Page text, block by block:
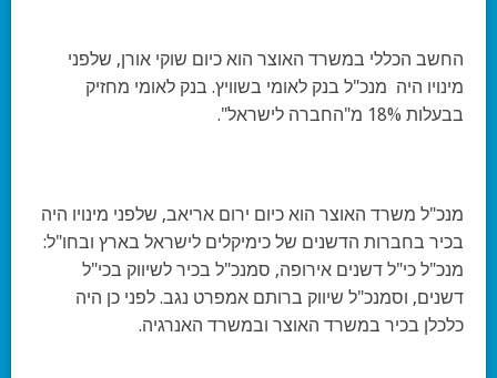
החשב הכללי במשרד האוצר הוא כיום שוקי אורן, שלפני
מינויו היה מנכ"ל בנק לאומי בשוויץ. בנק לאומי מחזיק
בבעלות 18% מ"החברה לישראל".
מנכ"ל משרד האוצר הוא כיום ירום אריאב, שלפני מינויו היה
בכיר בחברות הדשנים של כימיקלים לישראל בארץ ובחו"ל:
מנכ"ל כי"ל דשנים אירופה, סמנכ"ל בכיר לשיווק בכי"ל
דשנים, וסמנכ"ל שיווק ברותם אמפרט נגב. לפני כן היה
כלכלן בכיר במשרד האוצר ובמשרד האנרגיה.